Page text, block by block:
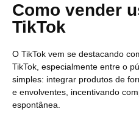
Como vender
TikTok
O TikTok vem se destacando
TikTok, especialmente entre o
simples: integrar produtos de
e envolventes, incentivando
espontânea.